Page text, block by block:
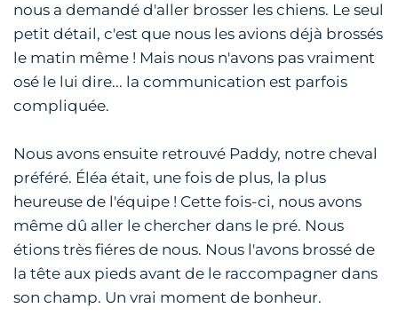
nous a demandé d'aller brosser les chiens. Le seul
petit détail, c'est que nous les avions déjà brossés
le matin même ! Mais nous n'avons pas vraiment
osé le lui dire... la communication est parfois
compliquée.
Nous avons ensuite retrouvé Paddy, notre cheval
préféré. Éléa était, une fois de plus, la plus
heureuse de l'équipe ! Cette fois-ci, nous avons
même dû aller le chercher dans le pré. Nous
étions très fiéres de nous. Nous l'avons brossé de
la tête aux pieds avant de le raccompagner dans
son champ. Un vrai moment de bonheur.